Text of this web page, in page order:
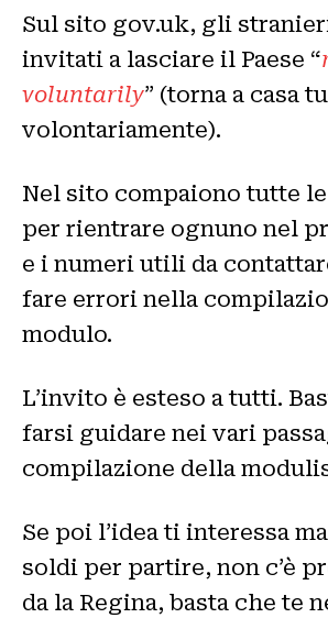
Sul sito gov.uk, gli
invitati a lasciare il Paese “
voluntarily” (torna a casa
volontariamente).
Nel sito compaiono tutte
per rientrare ognuno nel
e i numeri utili da
fare errori nella
modulo.
L’invito è esteso a tutti.
farsi guidare nei vari
compilazione della
Se poi l’idea ti interessa
soldi per partire, non c’è
da la Regina, basta che te